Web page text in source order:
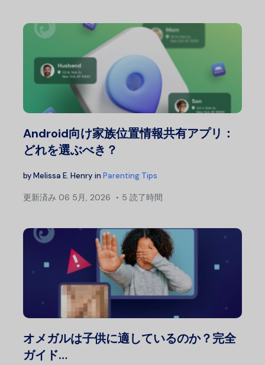
Android向け家族位置情報共有アプリ：
どれを選ぶべき？
byMelissa E. Henry in Parenting Tips
更新済み 06 5月, 2026 5 読了時間
オメガルは子供に適しているのか？完全
ガイド…